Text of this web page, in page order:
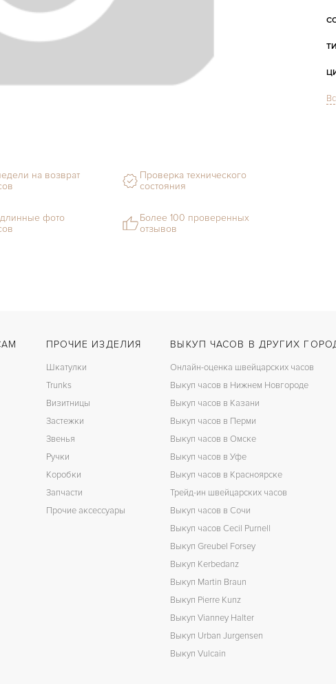
на возврат
Проверка технического
состояния
фото
Более 100 проверенных
отзывов
ПРОЧИЕ ИЗДЕЛИЯ
Шкатулки
Trunks
Визитницы
Застежки
Звенья
Ручки
Коробки
Запчасти
Прочие аксессуары
ВЫКУП ЧАСОВ В ДРУГИХ
Онлайн-оценка швейцарских часов
Выкуп часов в Нижнем Новгороде
Выкуп часов в Казани
Выкуп часов в Перми
Выкуп часов в Омске
Выкуп часов в Уфе
Выкуп часов в Красноярске
Трейд-ин швейцарских часов
Выкуп часов в Сочи
Выкуп часов Cecil Purnell
Выкуп Greubel Forsey
Выкуп Kerbedanz
Выкуп Martin Braun
Выкуп Pierre Kunz
Выкуп Vianney Halter
Выкуп Urban Jurgensen
Выкуп Vulcain